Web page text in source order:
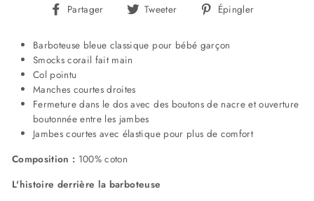
Partager
Partager
Facebook
Tweeter
Tweeter
Twitter
Épingler
Barboteuse bleue classique pour bébé garçon
Smocks corail fait main
Col pointu
Manches courtes droites
Fermeture dans le dos avec des boutons de nacre et ouverture
boutonnée entre les jambes
Jambes courtes avec élastique pour plus de comfort
Composition : 100% coton
L'histoire derrière la barboteuse